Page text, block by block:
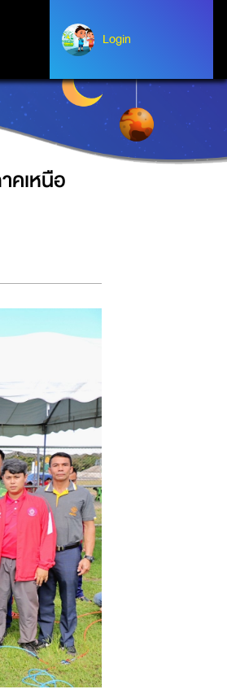
Login
Login
ลือกตัวแทนระดับ
คเหนือ